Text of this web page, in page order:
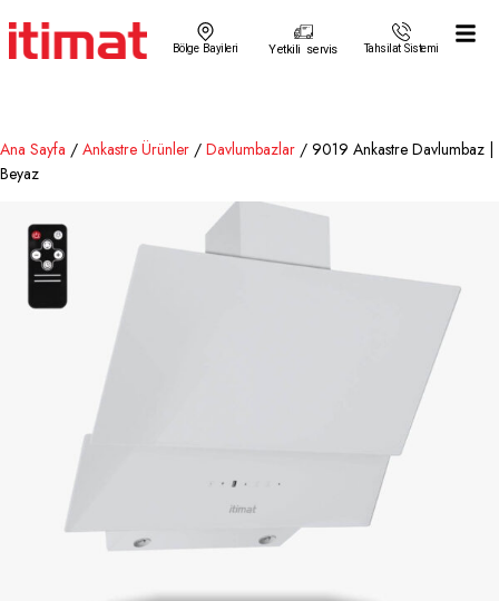
Bölge Bayileri Yetkili servis Tahsilat Sistemi
Ana Sayfa / Ankastre Ürünler / Davlumbazlar / 9019 Ankastre Davlumbaz |
Beyaz